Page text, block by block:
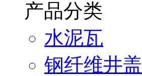
产品分类
水泥瓦
钢纤维井盖